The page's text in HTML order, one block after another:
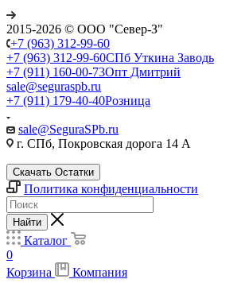
2015-2026 © ООО "Север-З"
+7 (963) 312-99-60
+7 (963) 312-99-60СПб Уткина Заводь
+7 (911) 160-00-73Опт Дмитрий
sale@seguraspb.ru
+7 (911) 179-40-40Розница
sale@SeguraSPb.ru
г. СПб, Покровская дорога 14 А
Скачать Остатки
Политика конфиденциальности
Найти
Каталог
0
Корзина
Компания